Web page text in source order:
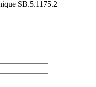
SB.5.1175.2